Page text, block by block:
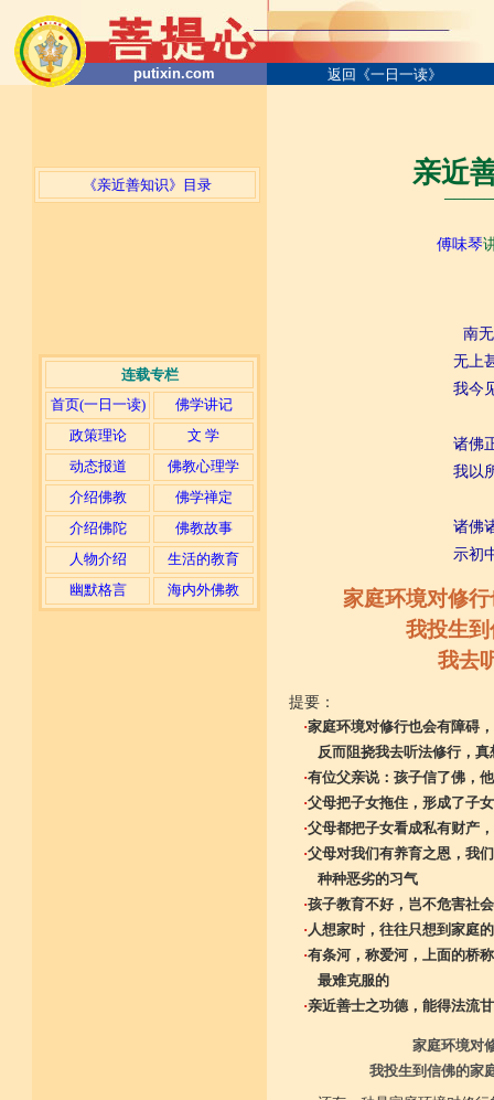
putixin.com 返回《一日一读》
《亲近善知识》目录
连载专栏
首页(一日一读)
佛学讲记
政策理论
文 学
动态报道
佛教心理学
介绍佛教
佛学禅定
介绍佛陀
佛教故事
人物介绍
生活的教育
幽默格言
海内外佛教
亲近
傅味琴
南
无上
我今
诸佛
我以
诸佛
示初
家庭环境对修
我投生
我去
提要：
·家庭环境对修行也会有障碍
反而阻挠我去听法修行，真
·有位父亲说：孩子信了佛，
·父母把子女拖住，形成了子
·父母都把子女看成私有财产
·父母对我们有养育之恩，我
种种恶劣的习气
·孩子教育不好，岂不危害社
·人想家时，往往只想到家庭
·有条河，称爱河，上面的桥
最难克服的
·亲近善士之功德，能得法流
家庭环境对
我投生到信佛的家